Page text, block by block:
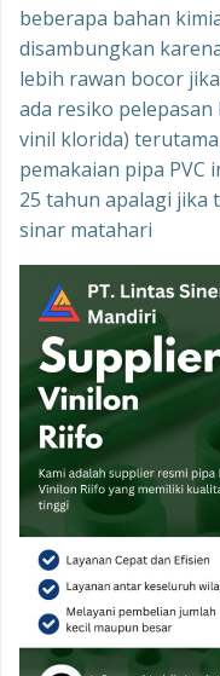
beberapa bahan
disambungkan
lebih rawan bocor
ada resiko
vinil klorida)
pemakaian pipa PVC
25 tahun apalagi jika
sinar matahari